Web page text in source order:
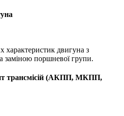
характеристик двигуна з
заміною поршневої групи.
трансмісій (АКПП, МКПП,